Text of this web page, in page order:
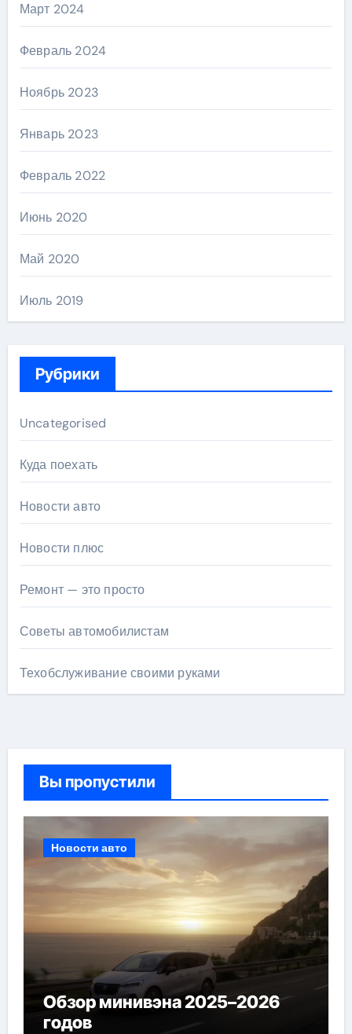
Март 2024
Февраль 2024
Ноябрь 2023
Январь 2023
Февраль 2022
Июнь 2020
Май 2020
Июль 2019
Рубрики
Uncategorised
Куда поехать
Новости авто
Новости плюс
Ремонт — это просто
Советы автомобилистам
Техобслуживание своими руками
Вы пропустили
Новости авто
Обзор минивэна 2025–2026
годов